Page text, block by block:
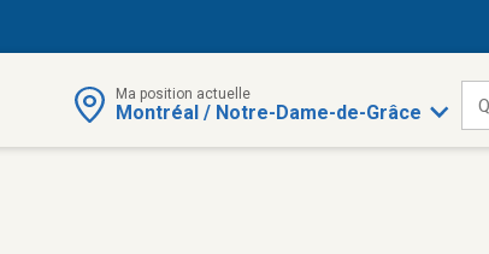
Ma position actuelle
Montréal / Notre-Dame-de-Grâce